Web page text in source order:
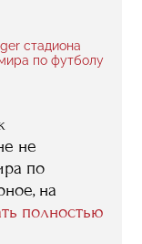
стадиона
по футболу
не
по
на
мимо
полностью